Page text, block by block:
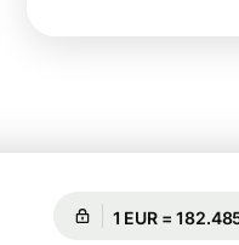
71時間のレート